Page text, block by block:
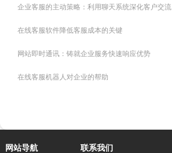
企业客服的主动策略：利用聊天系统深化客户交流
在线客服软件降低客服成本的关键
网站即时通讯：铸就企业服务快速响应优势
在线客服机器人对企业的帮助
网站导航 联系我们